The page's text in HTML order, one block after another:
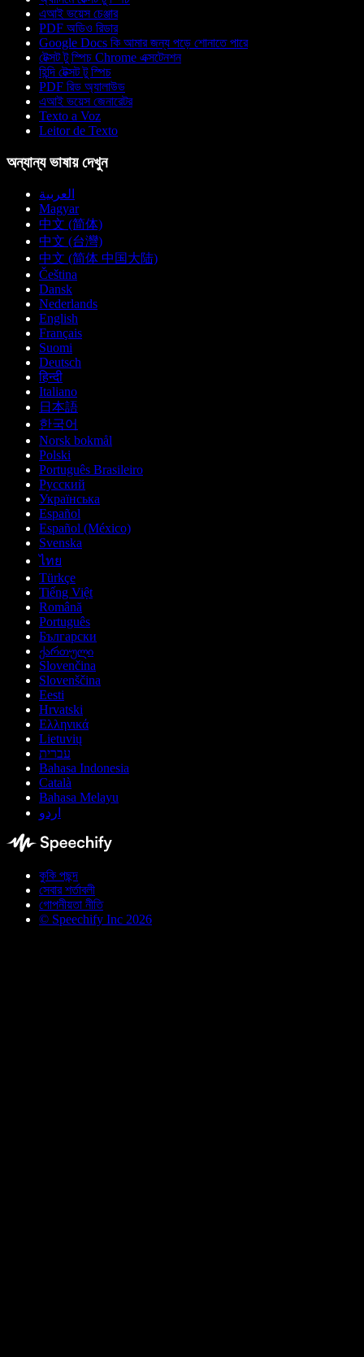
এআই ভয়েস চেঞ্জার
PDF অডিও রিডার
Google Docs কি আমার জন্য পড়ে শোনাতে পারে
টেক্সট টু স্পিচ Chrome এক্সটেনশন
হিন্দি টেক্সট টু স্পিচ
PDF রিড অ্যালাউড
এআই ভয়েস জেনারেটর
Texto a Voz
Leitor de Texto
অন্যান্য ভাষায় দেখুন
العربية
Magyar
中文 (简体)
中文 (台灣)
中文 (简体 中国大陆)
Čeština
Dansk
Nederlands
English
Français
Suomi
Deutsch
हिन्दी
Italiano
日本語
한국어
Norsk bokmål
Polski
Português Brasileiro
Русский
Українська
Español
Español (México)
Svenska
ไทย
Türkçe
Tiếng Việt
Română
Português
Български
ქართული
Slovenčina
Slovenščina
Eesti
Hrvatski
Ελληνικά
Lietuvių
עברית
Bahasa Indonesia
Català
Bahasa Melayu
اردو
কুকি পছন্দ
সেবার শর্তাবলী
গোপনীয়তা নীতি
© Speechify Inc 2026